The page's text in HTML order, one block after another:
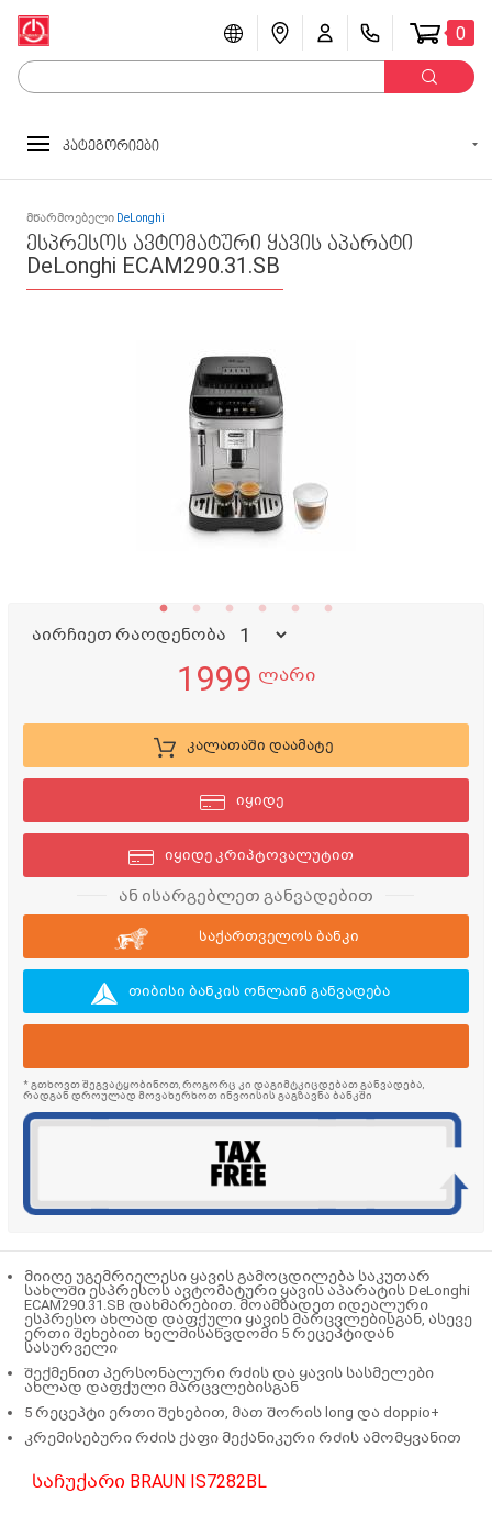
0
კატეგორიები
მწარმოებელი DeLonghi
ესპრესოს ავტომატური ყავის აპარატი
DeLonghi ECAM290.31.SB
აირჩიეთ რაოდენობა
1999 ლარი
კალათაში დაამატე
იყიდე
იყიდე კრიპტოვალუტით
ან ისარგებლეთ განვადებით
საქართველოს ბანკი
თიბისი ბანკის ონლაინ განვადება
* გთხოვთ შეგვატყობინოთ, როგორც კი დაგიმტკიცდებათ განვადება,
რადგან დროულად მოვახერხოთ ინვოისის გაგზავნა ბანკში
მიიღე უგემრიელესი ყავის გამოცდილება საკუთარ
სახლში ესპრესოს ავტომატური ყავის აპარატის DeLonghi
ECAM290.31.SB დახმარებით. მოამზადეთ იდეალური
ესპრესო ახლად დაფქული ყავის მარცვლებისგან, ასევე
ერთი შეხებით ხელმისაწვდომი 5 რეცეპტიდან
სასურველი
შექმენით პერსონალური რძის და ყავის სასმელები
ახლად დაფქული მარცვლებისგან
5 რეცეპტი ერთი შეხებით, მათ შორის long და doppio+
კრემისებური რძის ქაფი მექანიკური რძის ამომყვანით
საჩუქარი BRAUN IS7282BL